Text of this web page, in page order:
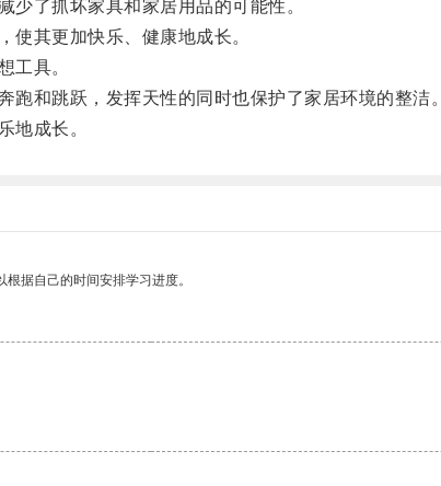
了抓坏家具和家居用品的可能性。
其更加快乐、健康地成长。
工具。
和跳跃，发挥天性的同时也保护了家居环境的整洁。
成长。
据自己的时间安排学习进度。